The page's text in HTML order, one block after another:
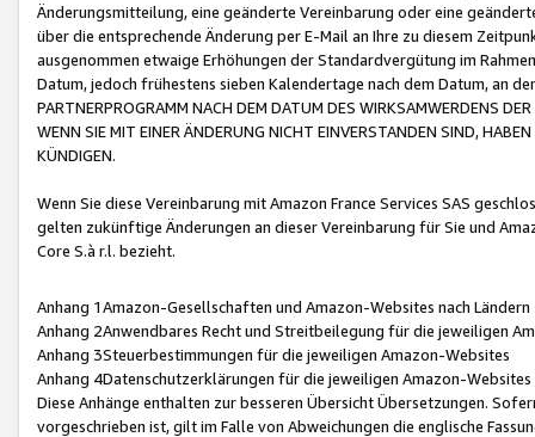
Änderungsmitteilung, eine geänderte Vereinbarung oder eine
über die entsprechende Änderung per E-Mail an Ihre zu diesem
ausgenommen etwaige Erhöhungen der Standardvergütung im
Datum, jedoch frühestens sieben Kalendertage nach dem Datum, an
PARTNERPROGRAMM NACH DEM DATUM DES WIRKSAMWERDENS
WENN SIE MIT EINER ÄNDERUNG NICHT EINVERSTANDEN SIND,
KÜNDIGEN.
Wenn Sie diese Vereinbarung mit Amazon France Services SAS
gelten zukünftige Änderungen an dieser Vereinbarung für Sie und
Core S.à r.l. bezieht.
Anhang 1Amazon-Gesellschaften und Amazon-Websites nach Ländern
Anhang 2Anwendbares Recht und Streitbeilegung für die jeweiligen
Anhang 3Steuerbestimmungen für die jeweiligen Amazon-Websites
Anhang 4Datenschutzerklärungen für die jeweiligen Amazon-Websites
Diese Anhänge enthalten zur besseren Übersicht Übersetzungen.
vorgeschrieben ist, gilt im Falle von Abweichungen die englische